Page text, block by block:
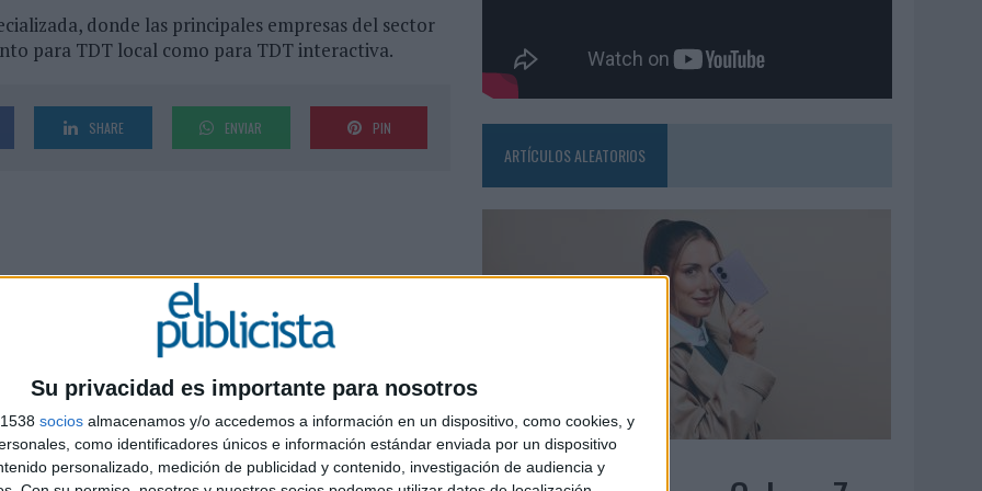
Su privacidad es importante para nosotros
socios almacenamos y/o accedemos a información en un dispositivo, como cookies, y
como identificadores únicos e información estándar enviada por un dispositivo
personalizado, medición de publicidad y contenido, investigación de audiencia y
SPAIN PARA SAMSUNG ELECTRONICS IBERIA
donde las principales empresas del sector
para TDT local como para TDT interactiva.
SHARE ENVIAR PIN
ARTÍCULOS ALEATORIOS
07/08/2026